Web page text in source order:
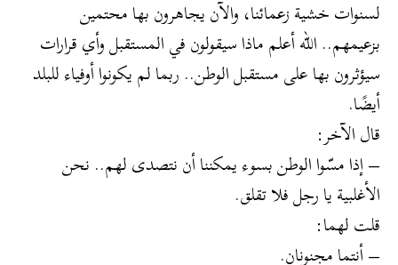
لسنوات خشية زعمائنا، والآن يجاهرون بها محتمين
بزعيمهم.. الله أعلم ماذا سيقولون في المستقبل وأي قرارات
سيؤثرون بها على مستقبل الوطن.. ربما لم يكونوا أوفياء للبلد
أيضًا.
قال الآخر:
– إذا مسّوا الوطن بسوء يمكننا أن نتصدى لهم.. نحن
الأغلبية يا رجل فلا تقلق.
قلت لهما:
– أنتما مجنونان.